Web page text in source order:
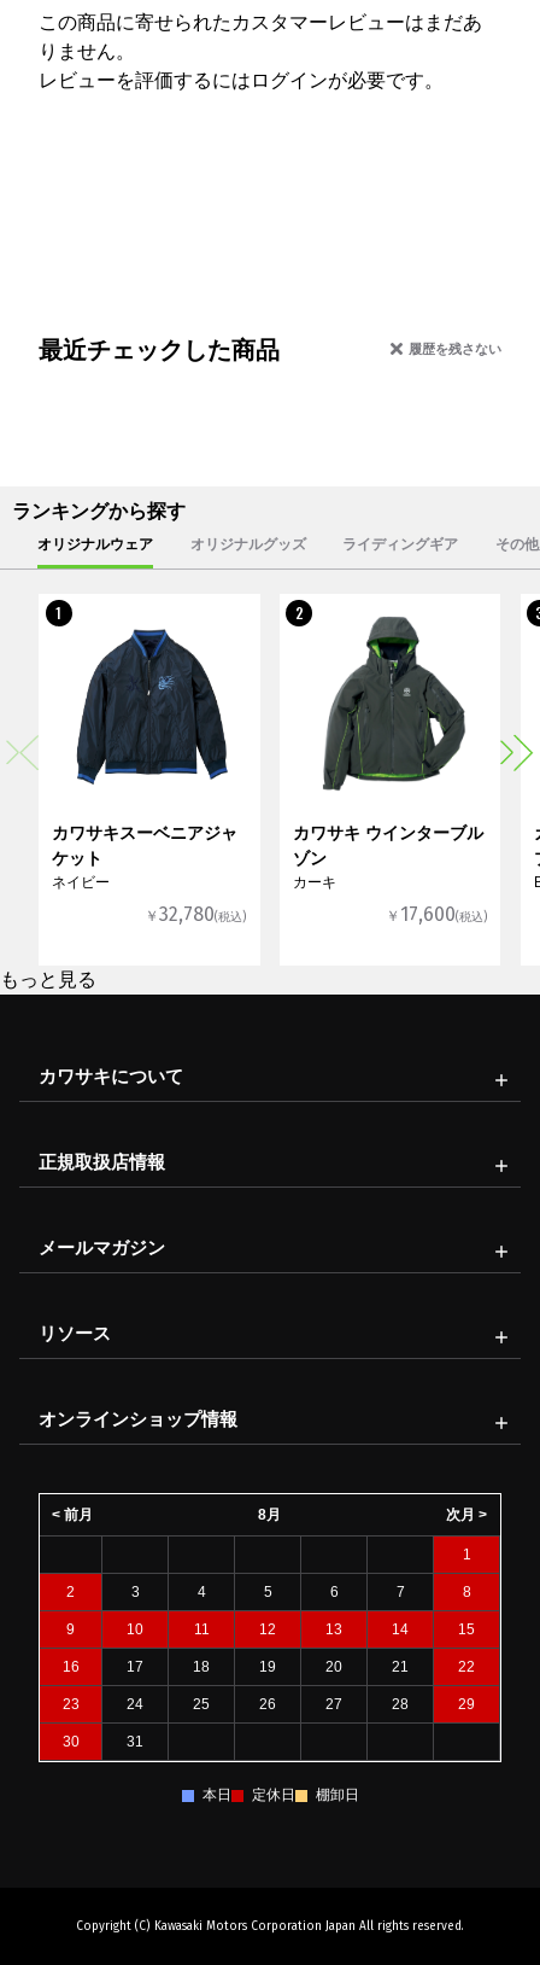
この商品に寄せられたカスタマーレビューはまだあ
りません。
レビューを評価するには ログインが必要です。
最近チェックした商品 履歴を残さない
ランキングから探す
オリジナルウェア オリジナルグッズ ライディングギア その
1
カワサキスーベニアジャ
ケット
ネイビー
￥32,780(税込)
2
カワサキ ウインターブル
ゾン
カーキ
￥ 17,600(税込)
もっと見る
カワサキについて
正規取扱店情報
メールマガジン
リソース
オンラインショップ情報
8月
< 前月 次月 >
1
2 3 4 5 6 7 8
9 10 11 12 13 14 15
16 17 18 19 20 21 22
23 24 25 26 27 28 29
30 31
本日 定休日 棚卸日
Copyright (C) Kawasaki Motors Corporation Japan All rights reserved.